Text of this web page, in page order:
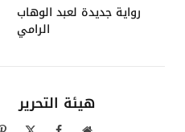
رواية جديدة لعبد الوهاب
الرامي
هيئة التحرير
موقع فيسبوك